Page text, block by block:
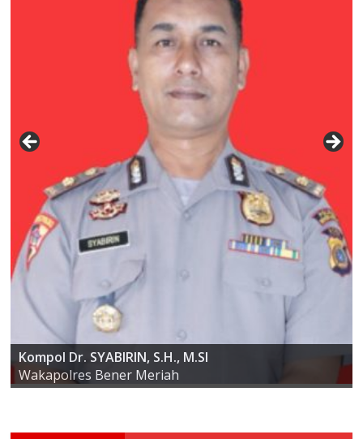
AKBP ARIS CAI DWI SUSANTO S.I.K., M.I.K
Kapolres Bener Meriah
Kompol Dr. SYABIRIN, S.H., M.SI
Wakapolres Bener Meriah